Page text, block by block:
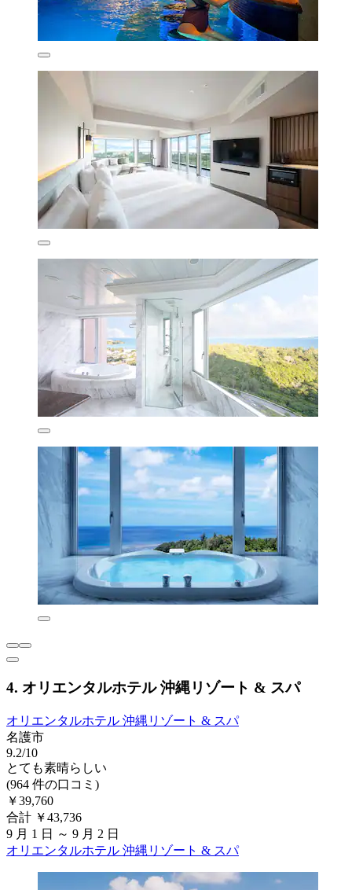
4. オリエンタルホテル 沖縄リゾート & スパ
オリエンタルホテル 沖縄リゾート & スパ
名護市
9.2/10
とても素晴らしい
(964 件の口コミ)
￥39,760
合計 ￥43,736
9 月 1 日 ～ 9 月 2 日
オリエンタルホテル 沖縄リゾート & スパ